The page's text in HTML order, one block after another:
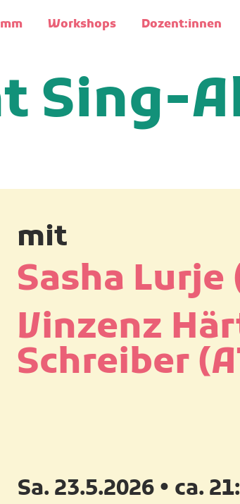
Workshops Dozent:innen
Sing-
mit
Sasha Lurje
Vinzenz
Schreiber
Sa. 23.5.2026 • ca.